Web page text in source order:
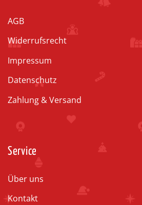
AGB
Widerrufsrecht
Impressum
Datenschutz
Zahlung & Versand
Service
Über uns
Kontakt